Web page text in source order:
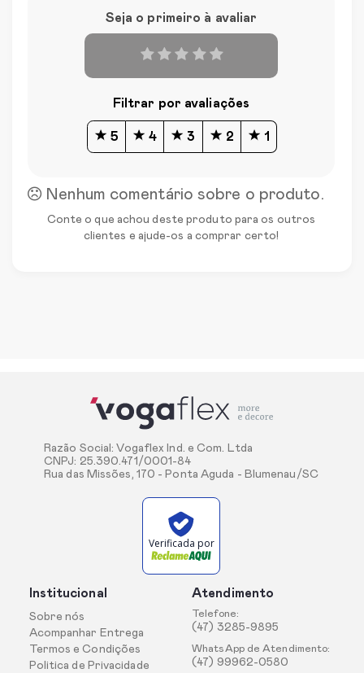
Seja o primeiro à avaliar
Filtrar por avaliações
5 4 3 2 1
Nenhum comentário sobre o produto.
Conte o que achou deste produto para os outros
clientes e ajude-os a comprar certo!
Razão Social: Vogaflex Ind. e Com. Ltda
CNPJ: 25.390.471/0001-84
Rua das Missões, 170 - Ponta Aguda - Blumenau/SC
Verificada por
Institucional
Sobre nós
Acompanhar Entrega
Termos e Condições
Politica de Privacidade
Atendimento
Telefone:
(47) 3285-9895
WhatsApp de Atendimento:
(47) 99962-0580